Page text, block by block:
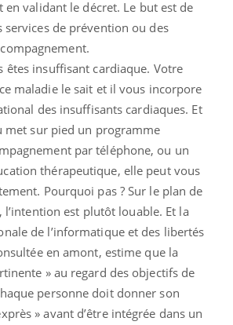
en validant le décret. Le but est de
services de prévention ou des
êtes insuffisant cardiaque. Votre
maladie le sait et il vous incorpore
des insuffisants cardiaques. Et
met sur pied un programme
par téléphone, ou un
thérapeutique, elle peut vous
Pourquoi pas ? Sur le plan de
l’intention est plutôt louable. Et la
de l’informatique et des libertés
en amont, estime que la
» au regard des objectifs de
personne doit donner son
» avant d’être intégrée dans un